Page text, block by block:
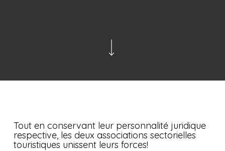
Tout en conservant leur personnalité juridique
respective, les deux associations sectorielles
touristiques unissent leurs forces!